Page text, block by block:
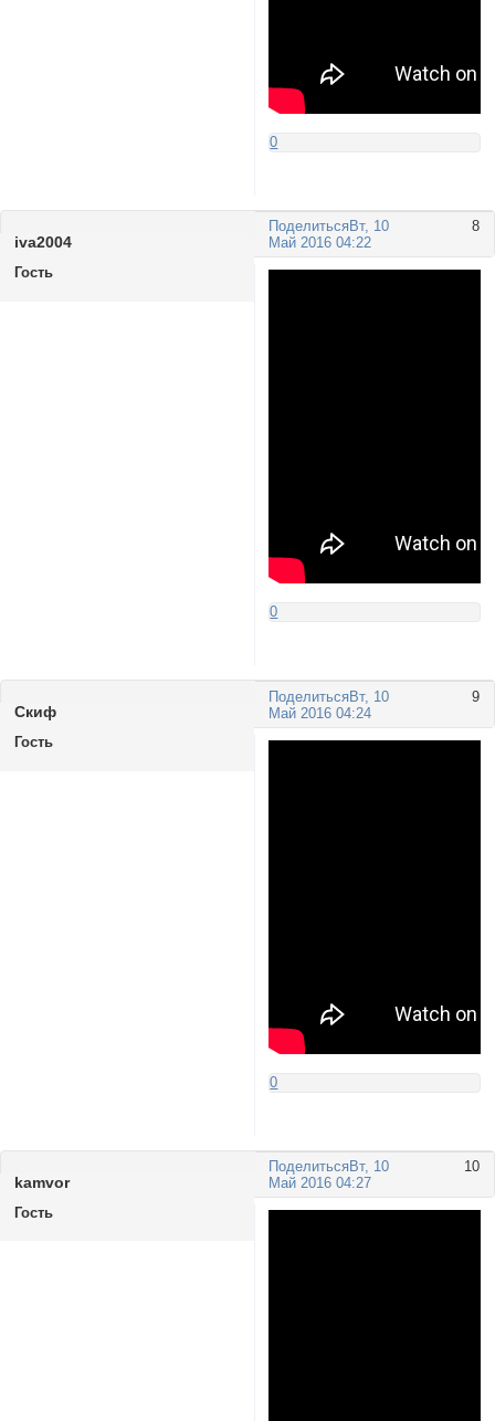
0
Поделиться 8
Вт, 10
Май 2016 04:22
iva2004
Гость
0
Поделиться 9
Вт, 10
Май 2016 04:24
Скиф
Гость
0
Поделиться 10
Вт, 10
Май 2016 04:27
kamvor
Гость